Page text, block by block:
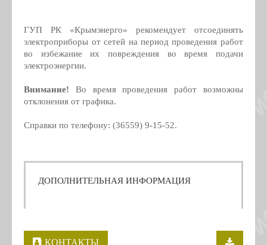
ГУП РК «Крымэнерго» рекомендует отсоединять
электроприборы от сетей на период проведения работ
во избежание их повреждения во время подачи
электроэнергии.
Внимание! Во время проведения работ возможны
отклонения от графика.
Справки по телефону: (36559) 9-15-52.
ДОПОЛНИТЕЛЬНАЯ ИНФОРМАЦИЯ
КОНТАКТЫ